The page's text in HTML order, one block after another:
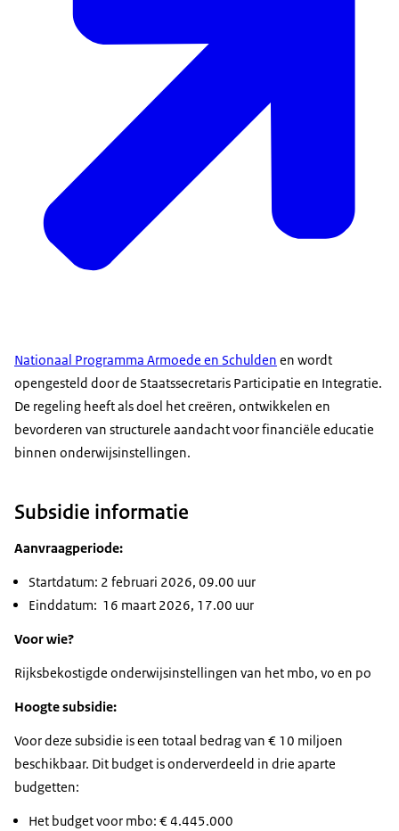
Nationaal Programma Armoede en Schulden en wordt
opengesteld door de Staatssecretaris Participatie en Integratie.
De regeling heeft als doel het creëren, ontwikkelen en
bevorderen van structurele aandacht voor financiële educatie
binnen onderwijsinstellingen.
Subsidie informatie
Aanvraagperiode:
Startdatum: 2 februari 2026, 09.00 uur
Einddatum: 16 maart 2026, 17.00 uur
Voor wie?
Rijksbekostigde onderwijsinstellingen van het mbo, vo en po
Hoogte subsidie:
Voor deze subsidie is een totaal bedrag van € 10 miljoen
beschikbaar. Dit budget is onderverdeeld in drie aparte
budgetten:
Het budget voor mbo: € 4.445.000